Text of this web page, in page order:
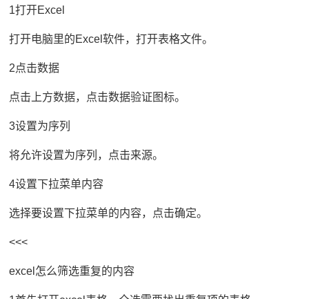
1打开Excel
打开电脑里的Excel软件，打开表格文件。
2点击数据
点击上方数据，点击数据验证图标。
3设置为序列
将允许设置为序列，点击来源。
4设置下拉菜单内容
选择要设置下拉菜单的内容，点击确定。
<<<
excel怎么筛选重复的内容